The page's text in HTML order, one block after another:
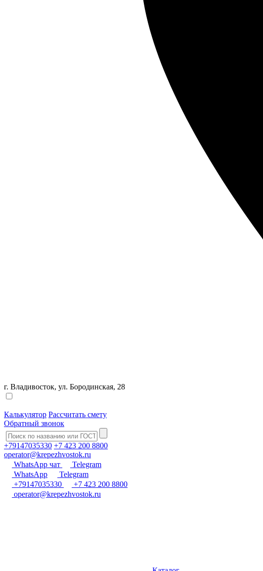
г. Владивосток, ул. Бородинская, 28
Калькулятор Рассчитать смету
Обратный звонок
+79147035330 +7 423 200 8800
operator@krepezhvostok.ru
WhatsApp чат
Telegram
WhatsApp
Telegram
+79147035330
+7 423 200 8800
operator@krepezhvostok.ru